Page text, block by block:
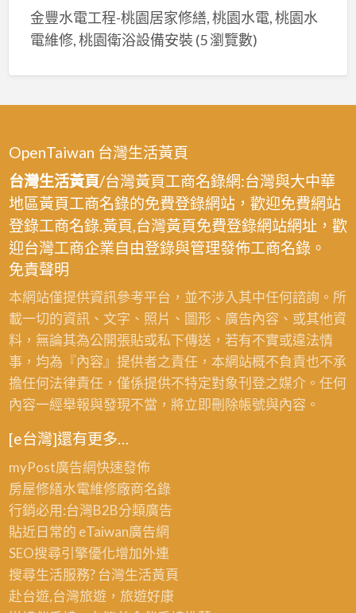
金豐水電工程-桃園居家修繕, 桃園水電, 桃園水
電維修, 桃園衛浴設備安裝 (5 瀏覽數)
OpenTaiwan 台灣生活黃頁
台灣生活黃頁/台灣黃頁工商名錄網:台灣與大中華
地區黃頁工商名錄的免費登錄網站，歡迎免費網站
登錄工商名錄.黃頁,台灣黃頁免費登錄網站網址，歡
迎台灣工商企業自由登錄與管理發佈工商名錄。
免責聲明
本網站僅提供資訊參考平台，並不涉入其中任何諮詢。所
載一切的資訊、文字、照片、圖形、廣告內容、或其他資
料，無論其為公開張貼或私下傳送，若有不實或違法情
事，均為『內容』提供者之責任，本網站概不負責也不承
擔任何法律責任，僅係提供不特定對象刊登之媒介。任何
內容一經舉報與發現不當，將立即刪除帳號與內容。
[e台灣]還有更多…
myPost廣告網快速發佈
房屋修繕水電維修廠商名錄
行銷必用:台灣B2B分類廣告
貼近日常的 eTaiwan廣告網
SEO搜尋引擎優化增加外連
搜尋生活服務? 台灣生活黃頁
赴台遊,台灣旅遊，旅遊好康